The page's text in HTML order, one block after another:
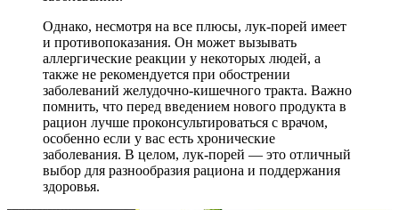
Однако, несмотря на все плюсы, лук-порей имеет
и противопоказания. Он может вызывать
аллергические реакции у некоторых людей, а
также не рекомендуется при обострении
заболеваний желудочно-кишечного тракта. Важно
помнить, что перед введением нового продукта в
рацион лучше проконсультироваться с врачом,
особенно если у вас есть хронические
заболевания. В целом, лук-порей — это отличный
выбор для разнообразия рациона и поддержания
здоровья.